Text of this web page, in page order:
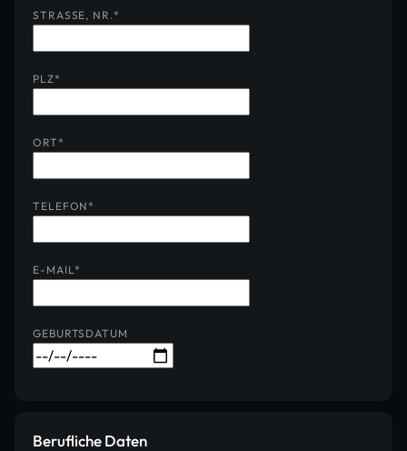
STRASSE, NR.*
PLZ*
ORT*
TELEFON*
E-MAIL*
GEBURTSDATUM
Berufliche Daten